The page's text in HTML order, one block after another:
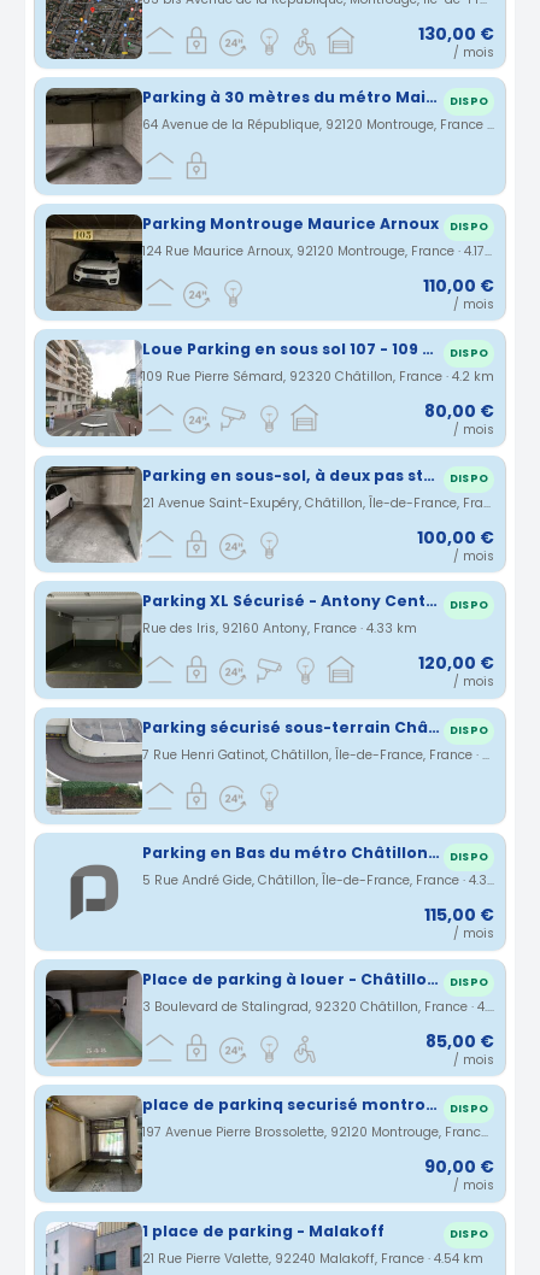
130,00 €
/ mois
Parking à 30 mètres du métro Mairie de Montrouge Ligne 4 DISPO
64 Avenue de la République, 92120 Montrouge, France · 4.17 km
Parking Montrouge Maurice Arnoux DISPO
124 Rue Maurice Arnoux, 92120 Montrouge, France · 4.17 km
110,00 €
/ mois
Loue Parking en sous sol 107 - 109 Rue Pierre Sémard 92320 Chatillon DISPO
109 Rue Pierre Sémard, 92320 Châtillon, France · 4.2 km
80,00 €
/ mois
Parking en sous-sol, à deux pas station Châtillon-Montrouge DISPO
21 Avenue Saint-Exupéry, Châtillon, Île-de-France, France · 4.25 km
100,00 €
/ mois
Parking XL Sécurisé - Antony Centre - RER B & C DISPO
Rue des Iris, 92160 Antony, France · 4.33 km
120,00 €
/ mois
Parking sécurisé sous-terrain Châtillon DISPO
7 Rue Henri Gatinot, Châtillon, Île-de-France, France · 4.37 km
Parking en Bas du métro Châtillon-Montrouge DISPO
5 Rue André Gide, Châtillon, Île-de-France, France · 4.39 km
115,00 €
/ mois
Place de parking à louer - Châtillon (terminus ligne 13) DISPO
3 Boulevard de Stalingrad, 92320 Châtillon, France · 4.42 km
85,00 €
/ mois
place de parkinq securisé montrouge DISPO
197 Avenue Pierre Brossolette, 92120 Montrouge, France · 4.48 km
90,00 €
/ mois
1 place de parking - Malakoff DISPO
21 Rue Pierre Valette, 92240 Malakoff, France · 4.54 km